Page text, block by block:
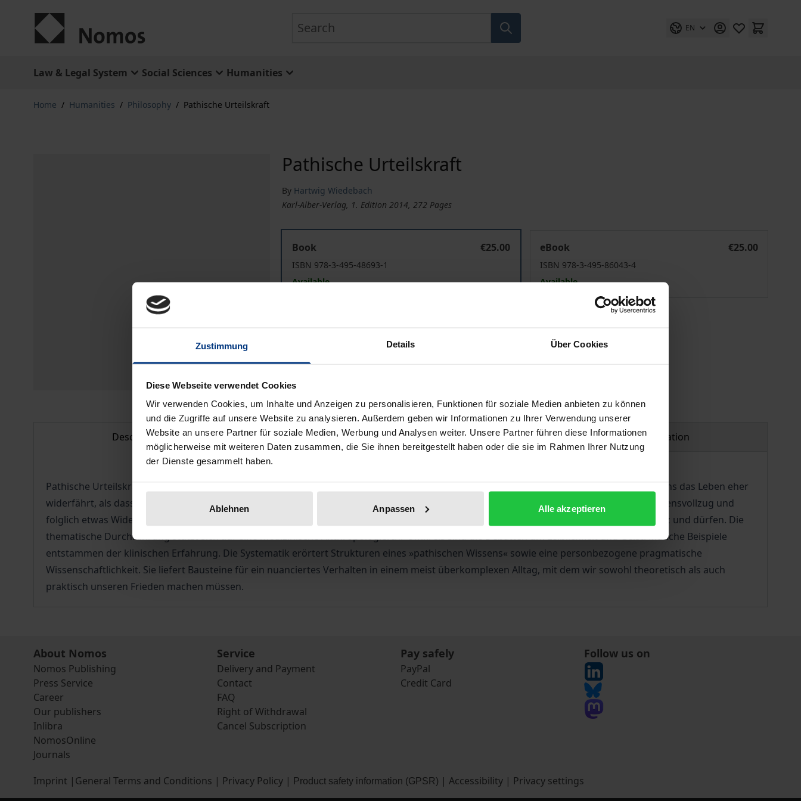
Zustimmung Details Über Cookies
Diese Webseite verwendet Cookies
Wir verwenden Cookies, um Inhalte und Anzeigen zu personalisieren, Funktionen für soziale Medien anbieten zu können
und die Zugriffe auf unsere Website zu analysieren. Außerdem geben wir Informationen zu Ihrer Verwendung unserer
Website an unsere Partner für soziale Medien, Werbung und Analysen weiter. Unsere Partner führen diese Informationen
möglicherweise mit weiteren Daten zusammen, die Sie ihnen bereitgestellt haben oder die sie im Rahmen Ihrer Nutzung
der Dienste gesammelt haben.
Ablehnen Anpassen Alle akzeptieren
EN
Law & Legal System Social Sciences Humanities
Home / Humanities / Philosophy / Pathische Urteilskraft
Pathische Urteilskraft
By Hartwig Wiedebach
Karl-Alber-Verlag, 1. Edition 2014, 272 Pages
Book
€25.00
ISBN 978-3-495-48693-1
Available
eBook
€25.00
ISBN 978-3-495-86043-4
Available
Description Bibliographical data Product safety information
Pathische Urteilskraft ist für unser Wissen um den Menschen konstitutiv. Wie können wir in Denken und Tun sachgemäß urteilen, wenn uns das Leben eher
widerfährt, als dass wir darüber verfügen? Das Menschliche zeigt sich nur dem, der sich am Leben beteiligt. So ist auch sein Urteil ein Lebensvollzug und
folglich etwas Widerfahrendes. Die Bestimmung »pathisch« verweist auf dieses Nicht-Verfügbare. Gleichwohl werden wir, auch in Schmerz und dürfen. Die
thematische Durchführung stützt sich auf eine medizinische Anthropologie. Ihr Umkreis sind die Debatten um Leiblichkeit und Geist. Manche Beispiele
entstammen der klinischen Erfahrung. Die Systematik erörtert Strukturen eines »pathischen Wissens« sowie eine personbezogene pragmatische
Wissenschaftlichkeit. Sie liefert Bausteine für ein nuanciertes Verhalten in einem meist überkomplexen Alltag, mit dem wir sowohl theoretisch als auch
praktisch unseren Frieden machen müssen.
About Nomos
Nomos Publishing
Press Service
Career
Our publishers
Inlibra
NomosOnline
Journals
Service
Delivery and Payment
Contact
FAQ
Right of Withdrawal
Cancel Subscription
Pay safely
PayPal
Credit Card
Follow us on
Imprint | General Terms and Conditions | Privacy Policy | Product safety information (GPSR) | Accessibility | Privacy settings